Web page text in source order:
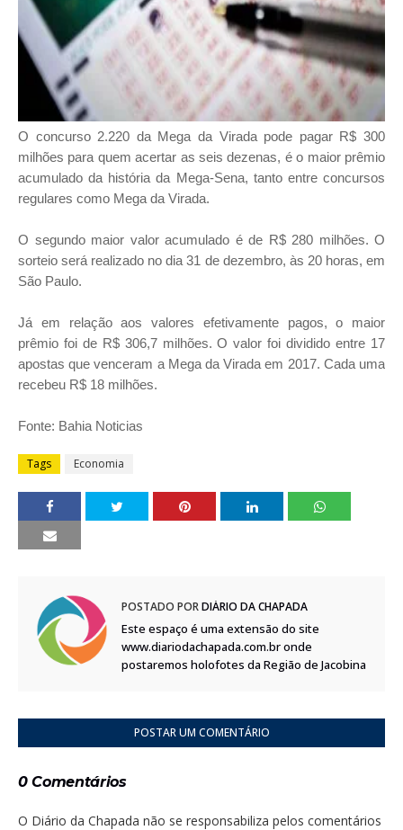
O concurso 2.220 da Mega da Virada pode pagar R$ 300
milhões para quem acertar as seis dezenas, é o maior prêmio
acumulado da história da Mega-Sena, tanto entre concursos
regulares como Mega da Virada.
O segundo maior valor acumulado é de R$ 280 milhões. O
sorteio será realizado no dia 31 de dezembro, às 20 horas, em
São Paulo.
Já em relação aos valores efetivamente pagos, o maior
prêmio foi de R$ 306,7 milhões. O valor foi dividido entre 17
apostas que venceram a Mega da Virada em 2017. Cada uma
recebeu R$ 18 milhões.
Fonte: Bahia Noticias
Tags Economia
POSTADO PORDIÁRIO DA CHAPADA
Este espaço é uma extensão do site
www.diariodachapada.com.br onde
postaremos holofotes da Região de Jacobina
POSTAR UM COMENTÁRIO
0 Comentários
O Diário da Chapada não se responsabiliza pelos comentários